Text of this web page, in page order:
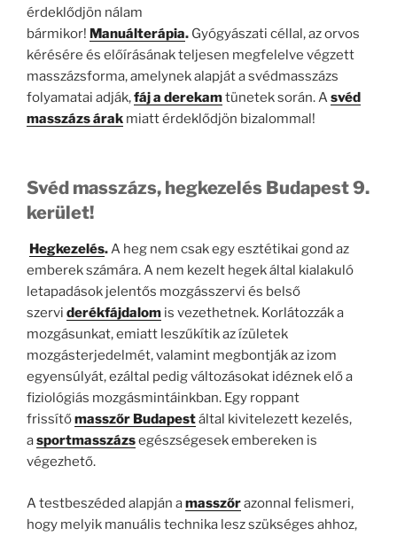
érdeklődjön nálam
bármikor! Manuálterápia. Gyógyászati céllal, az orvos
kérésére és előírásának teljesen megfelelve végzett
masszázsforma, amelynek alapját a svédmasszázs
folyamatai adják,fáj a derekamtünetek során. Asvéd
masszázs árak miatt érdeklődjön bizalommal!
Svéd masszázs, hegkezelés Budapest 9.
kerület!
Hegkezelés.A heg nem csak egy esztétikai gond az
emberek számára. A nem kezelt hegek által kialakuló
letapadások jelentős mozgásszervi és belső
szervi derékfájdalom is vezethetnek. Korlátozzák a
mozgásunkat, emiatt leszűkítik az ízületek
mozgásterjedelmét, valamint megbontják az izom
egyensúlyát, ezáltal pedig változásokat idéznek elő a
fiziológiás mozgásmintáinkban. Egy roppant
frissítőmasszőr Budapestáltal kivitelezett kezelés,
asportmasszázsegészségesek embereken is
végezhető.
A testbeszéded alapján amasszőrazonnal felismeri,
hogy melyik manuális technika lesz szükséges ahhoz,